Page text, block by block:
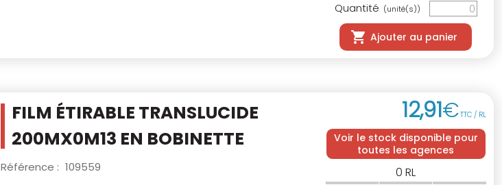
Quantité (unité(s))
Ajouter au panier
FILM ÉTIRABLE TRANSLUCIDE
200MX0M13 EN BOBINETTE
Référence : 109559
12,91€TTC / RL
Voir le stock disponible pour
toutes les agences
0 RL